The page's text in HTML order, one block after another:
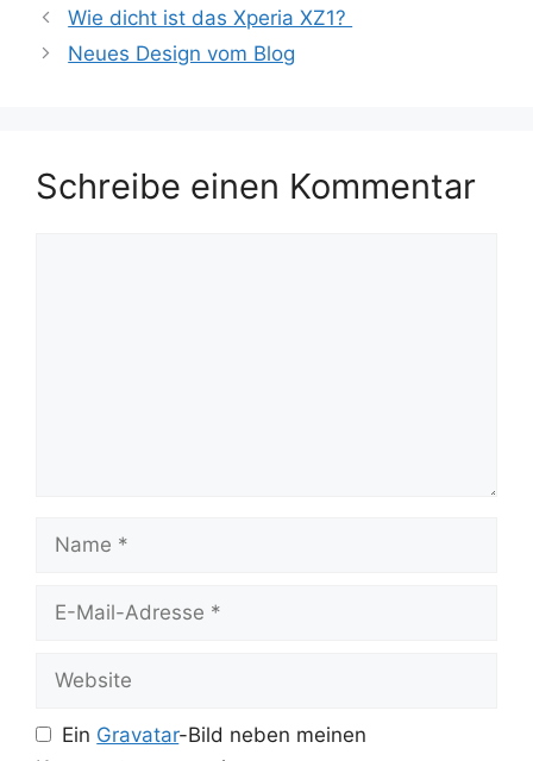
Wie dicht ist das Xperia XZ1?
Neues Design vom Blog
Schreibe einen Kommentar
Name
Website
Ein Gravatar-Bild neben meinen